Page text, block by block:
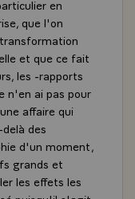
en
que l'on
et que ce fait
les -rapports
n'en ai pas pour
affaire qui
des
d'un moment,
grands et
les effets les